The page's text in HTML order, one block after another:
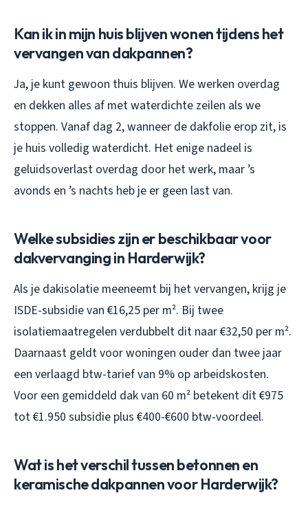
Kan ik in mijn huis blijven wonen tijdens het
vervangen van dakpannen?
Ja, je kunt gewoon thuis blijven. We werken overdag
en dekken alles af met waterdichte zeilen als we
stoppen. Vanaf dag 2, wanneer de dakfolie erop zit, is
je huis volledig waterdicht. Het enige nadeel is
geluidsoverlast overdag door het werk, maar ’s
avonds en ’s nachts heb je er geen last van.
Welke subsidies zijn er beschikbaar voor
dakvervanging in Harderwijk?
Als je dakisolatie meeneemt bij het vervangen, krijg je
ISDE-subsidie van €16,25 per m². Bij twee
isolatiemaatregelen verdubbelt dit naar €32,50 per m².
Daarnaast geldt voor woningen ouder dan twee jaar
een verlaagd btw-tarief van 9% op arbeidskosten.
Voor een gemiddeld dak van 60 m² betekent dit €975
tot €1.950 subsidie plus €400-€600 btw-voordeel.
Wat is het verschil tussen betonnen en
keramische dakpannen voor Harderwijk?